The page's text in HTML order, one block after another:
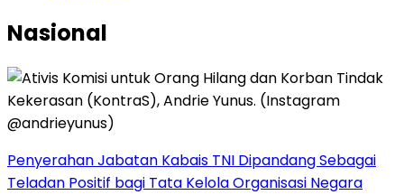
Nasional
Penyerahan Jabatan Kabais TNI Dipandang Sebagai
Teladan Positif bagi Tata Kelola Organisasi Negara